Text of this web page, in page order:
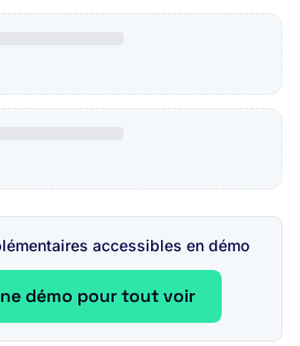
accessibles en démo
démo pour tout voir